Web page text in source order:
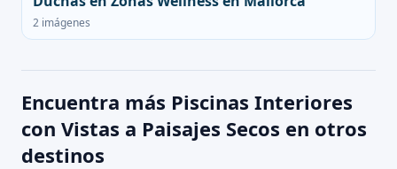
2 imágenes
Encuentra más Piscinas Interiores
con Vistas a Paisajes Secos en otros
destinos